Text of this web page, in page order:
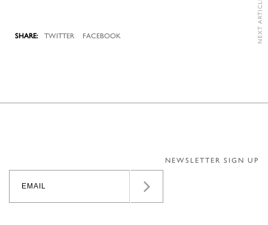
NEXT ARTICLE
TWITTER FACEBOOK
NEWSLETTER SIGN UP